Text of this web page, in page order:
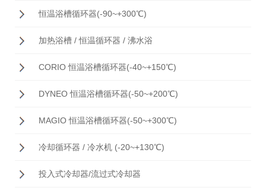
恒温浴槽循环器(-90~+300℃)
加热浴槽 / 恒温循环器 / 沸水浴
CORIO 恒温浴槽循环器(-40~+150℃)
DYNEO 恒温浴槽循环器(-50~+200℃)
MAGIO 恒温浴槽循环器(-50~+300℃)
冷却循环器 / 冷水机 (-20~+130℃)
投入式冷却器/流过式冷却器